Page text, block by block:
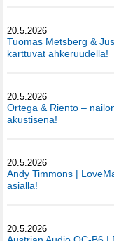
20.5.2026
Tuomas Metsberg &
karttuvat ahkeruudella!
20.5.2026
Ortega & Riento –
akustisena!
20.5.2026
Andy Timmons |
asialla!
20.5.2026